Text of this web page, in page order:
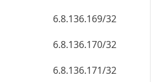
6.8.136.169/32
6.8.136.170/32
6.8.136.171/32